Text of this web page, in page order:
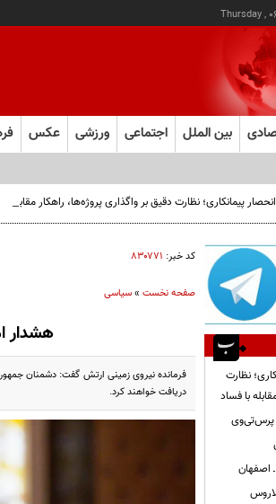
Thursday ,
بین الملل اجتماعی ورزشی عکس
پیمانکاری؛ نظارت دقیق بر واگذاری پروژه‌ها، راهکار مقابله با
کد خبر: ۸۳۰۷۷۱
صفحه نخست»سیاسی
هشدار
فرمانده نیروی زمینی ارتش گفت: دشمنان
دریافت خواهند کرد.
نظارت
با فساد
پرس‌تی‌وی